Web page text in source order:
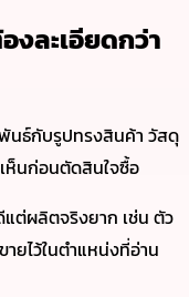
งละเอียดกว่า
นธ์กับรูปทรงสินค้า วัสดุ
ห็นก่อนตัดสินใจซื้อ
ต่ผลิตจริงยาก เช่น ตัว
ยไว้ในตำแหน่งที่อ่าน